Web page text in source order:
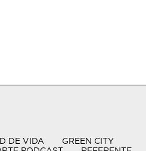
DE VIDA
GREEN CITY